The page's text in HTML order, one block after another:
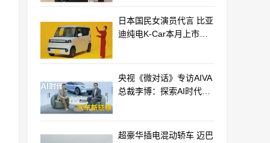
日本国民女演员代言 比亚
迪纯电K-Car本月上市：
央视《微对话》专访AIVA
总裁李博：探索AI时代汽
超豪华插电混动轿车 迈巴